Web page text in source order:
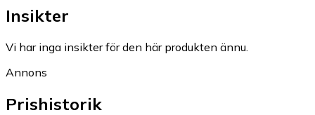
Insikter
Vi har inga insikter för den här produkten ännu.
Annons
Prishistorik